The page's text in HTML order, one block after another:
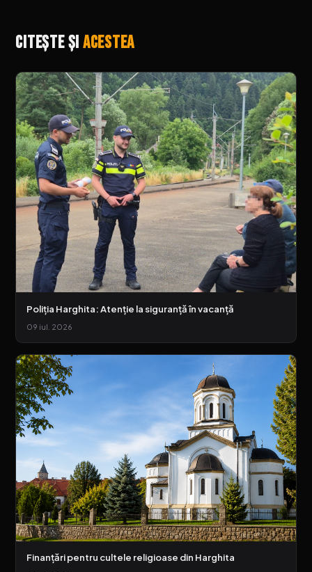
Citește șiacestea
Poliția Harghita: Atenție la siguranță în vacanță
09 iul. 2026
Finanțări pentru cultele religioase din Harghita